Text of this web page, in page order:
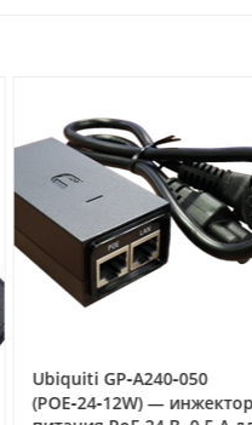
Ubiquiti GP‑A240‑050
(POE‑24‑12W) — инжектор